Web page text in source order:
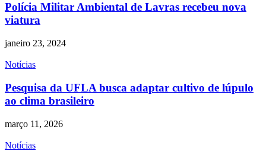
Polícia Militar Ambiental de Lavras recebeu nova
viatura
janeiro 23, 2024
Notícias
Pesquisa da UFLA busca adaptar cultivo de lúpulo
ao clima brasileiro
março 11, 2026
Notícias